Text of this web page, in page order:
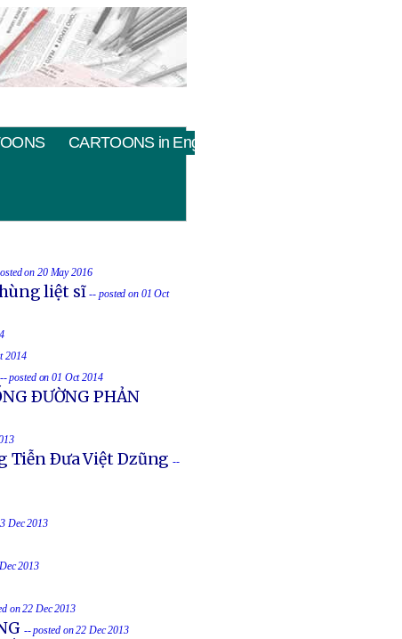
CARTOONS in English
on 20 May 2016
liệt sĩ -- posted on 01 Oct
2014
-- posted on 01 Oct 2014
ÐƯỜNG PHẢN
Tiễn Ðưa Việt Dzũng --
Dec 2013
2013
on 22 Dec 2013
-- posted on 22 Dec 2013